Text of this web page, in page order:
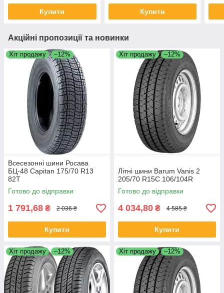
Купити Купити
Акційні пропозиції та новинки
Хіт продажу –12%
Всесезонні шини Росава
БЦ-48 Capitan 175/70 R13
82T
Готово до відправки
1 791,68 ₴ 2 036 ₴
Купити
Хіт продажу –12%
Літні шини Barum Vanis 2
205/70 R15C 106/104R
Готово до відправки
4 034,80 ₴ 4 585 ₴
Купити
Хіт продажу –12% Хіт продажу –12%